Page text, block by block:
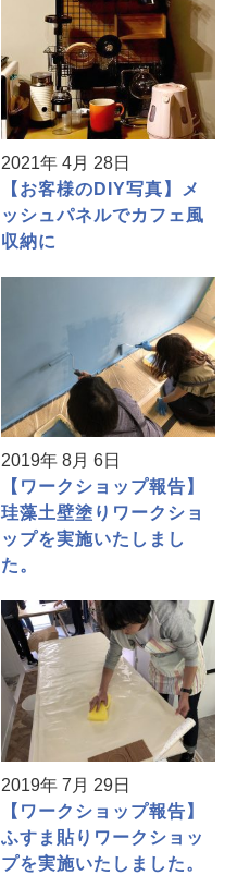
2021年 4月 28日
【お客様のDIY写真】メ
ッシュパネルでカフェ風
収納に
2019年 8月 6日
【ワークショップ報告】
珪藻土壁塗りワークショ
ップを実施いたしまし
た。
2019年 7月 29日
【ワークショップ報告】
ふすま貼りワークショッ
プを実施いたしました。